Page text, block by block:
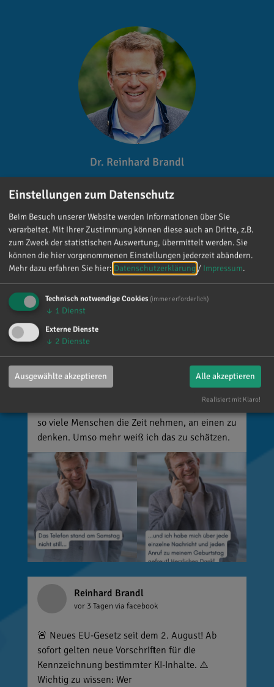
Dr. Reinhard Brandl
Gefällt mir
vor 2 Tagenvia facebook
Mein meistgenutztes Wort am Samstag war:
Glückwünsche, Nachrichten, Anrufe und die
vielen lieben Worte. Ich habe mich wirklich
so viele Menschen die Zeit nehmen, an einen zu
denken. Umso mehr weiß ich das zu schätzen.
Reinhard Brandl
vor 3 Tagen via facebook
🚨 Neues EU-Gesetz seit dem 2. August! Ab
sofort gelten neue Vorschriften für die
Kennzeichnung bestimmter KI-Inhalte. ⚠️
Wichtig zu wissen: Wer
Einstellungen zum Datenschutz
Beim Besuch unserer Website werden Informationen über Sie
verarbeitet. Mit Ihrer Zustimmung können diese auch an Dritte, z.B.
zum Zweck der statistischen Auswertung, übermittelt werden. Sie
können die hier vorgenommenen Einstellungen jederzeit abändern.
Mehr dazu erfahren Sie hier: Datenschutzerklärung / Impressum.
Technisch notwendige Cookies (immer erforderlich)
↓ 1 Dienst
Externe Dienste
↓ 2 Dienste
Ausgewählte akzeptieren Alle akzeptieren
Realisiert mit Klaro!